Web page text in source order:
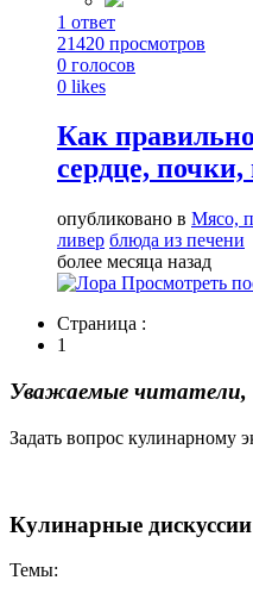
1 ответ
21420 просмотров
0 голосов
0 likes
Как
сердце, почки,
опубликовано в Мясо,
ливер блюда из печени
более месяца назад
Просмотреть
Страница :
1
Уважаемые читатели,
Задать вопрос кулинарному
Кулинарные дискуссии
Темы: